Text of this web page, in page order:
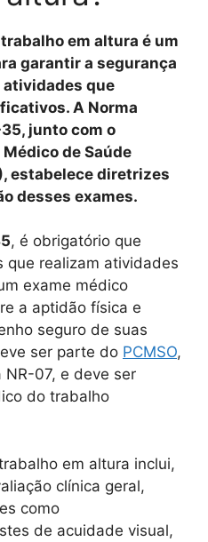
em altura é um
garantir a segurança
que
A Norma
junto com o
de Saúde
estabelece diretrizes
desses exames.
, é obrigatório que
realizam atividades
exame médico
a aptidão física e
seguro de suas
ser parte do PCMSO,
07, e deve ser
do trabalho
em altura inclui,
clínica geral,
como
de acuidade visual,